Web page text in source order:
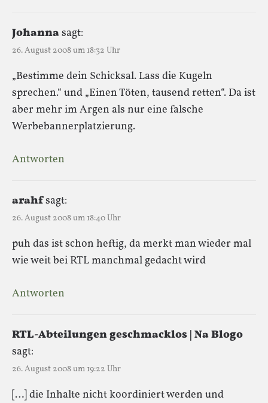
Johannasagt:
26. August 2008 um 18:32 Uhr
„Bestimme dein Schicksal. Lass die Kugeln
sprechen.“ und „Einen Töten, tausend retten“. Da ist
aber mehr im Argen als nur eine falsche
Werbebannerplatzierung.
Antworten
arahfsagt:
26. August 2008 um 18:40 Uhr
puh das ist schon heftig, da merkt man wieder mal
wie weit bei RTL manchmal gedacht wird
Antworten
RTL-Abteilungen geschmacklos | Na Blogo
sagt:
26. August 2008 um 19:22 Uhr
[…] die Inhalte nicht koordiniert werden und